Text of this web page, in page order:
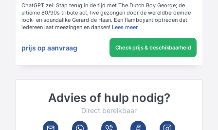
ChatGPT zei: Stap terug in de tijd met The Dutch Boy George; de
ultieme 80/90s tribute act, live gezongen door de wereldberoemde
look- en soundalike Gerard de Haan. Een flamboyant optreden dat
iedereen laat meezingen en dansen! Lees meer
prijs op aanvraag Check prijs & beschikbaarheid
Advies of hulp nodig?
Direct bereikbaar